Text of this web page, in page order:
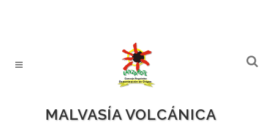
MALVASÍA VOLCÁNICA